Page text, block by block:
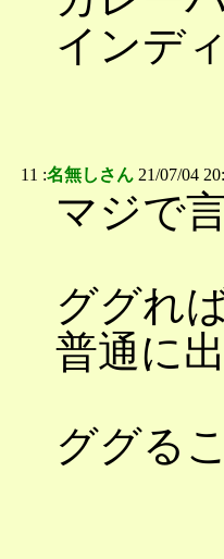
インデ
11 :名無しさん 21/07/04
マジで
ググれ
普通に
ググる